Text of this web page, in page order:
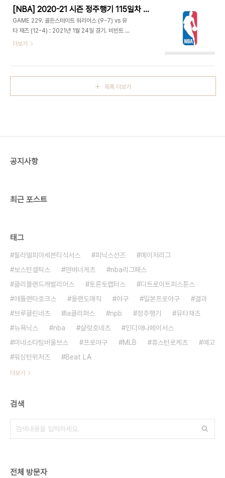
전시 12승 2패, 결장시 3전 전패를 기록 중이다. -
엘링턴이 초반부터 3점 2개, 딜런 라이트도 하나 넣
으며 2-11 리드. 필리는 벤 시몬스가 일찌감치 2파울
에 걸려 벤치로 물러난 가운데 토바이어스 해리스가
득점을 리드했다. 디트로이트의 하워드에 대한 수비
공을 쳐낸다. 토니 브래들리가 하워드의 백업으로 들
[NBA] 2020-21 시즌 정주행기 115일차 (2021.04.16)
GAME 229. 골든스테이트 워리어스 (9-7) vs 유
타 재즈 (12-4) : 2021년 1월 24일 경기. 비빈트 스
마트홈 아레나 - 경기 시작 2분 8초 만에 유타 3점
2개 등으로 10득점하며 좋은 슛감을 과시했다. 커리
더보기
목록 더보기
공지사항
최근 포스트
태그
필라델피아세븐티식서스 피닉스선즈
메이저리그
보스턴셀틱스
덴버너게츠
nba리그패스
클리블랜드캐벌리어스
토론토랩터스
디트로이트피스톤스
애틀랜타호크스
올랜도매직 야구 일본프로야구
결과
브루클린네츠
la클리퍼스 npb 정주행기
유타재즈
뉴욕닉스
nba 샬럿호네츠
인디애나페이서스
미네소타팀버울브스
프로야구 MLB 휴스턴로케츠
예고
워싱턴위저즈
Beat LA
더보기
검색
전체 방문자